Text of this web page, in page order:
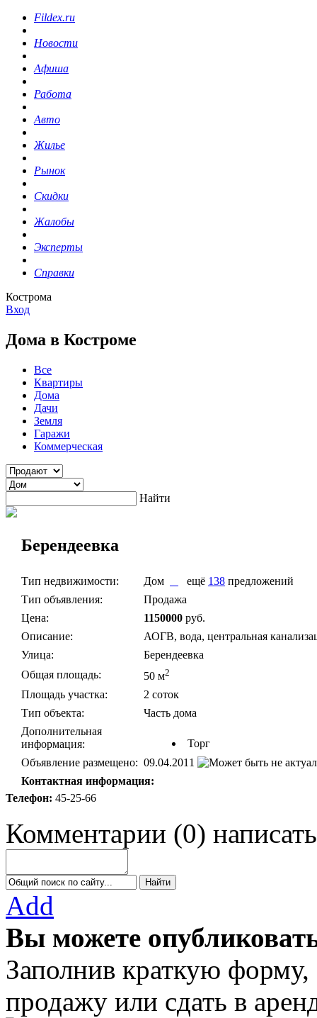
Fildex.ru
Новости
Афиша
Работа
Авто
Жилье
Рынок
Скидки
Жалобы
Эксперты
Справки
Кострома
Вход
Дома в Костроме
Все
Квартиры
Дома
Дачи
Земля
Гаражи
Коммерческая
Найти
Берендеевка
Тип недвижимости: Дом ещё 138 предложений
Тип объявления:
Продажа
Цена:
1150000 руб.
Описание:
АОГВ, вода, центральная
Улица:
Берендеевка
Общая площадь:
50 м2
Площадь участка:
2 соток
Тип объекта:
Часть дома
Дополнительная
информация:
Торг
Объявление размещено: 09.04.2011
Контактная информация:
Телефон: 45-25-66
Комментарии (0) написать
Add
Вы можете
Заполнив краткую
продажу или сдать в